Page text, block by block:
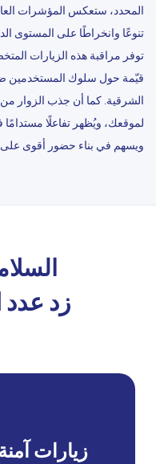
المحدد، ستعكس المؤشرات
تنوعًا وانخراطًا على المستوى
توفر مراقبة هذه الزيارات
قيّمة حول سلوك المستخدمين
الشرقية. كما أن جذب الزوار من
لموقعك، ويُظهر تفاعلًا
ويسهم في بناء حضور أقوى على
زد عدد
زيارات